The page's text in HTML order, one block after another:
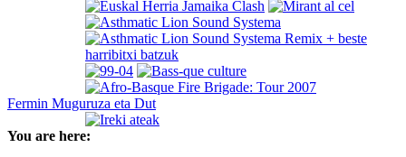
Fermin Muguruza eta Dut
You are here: